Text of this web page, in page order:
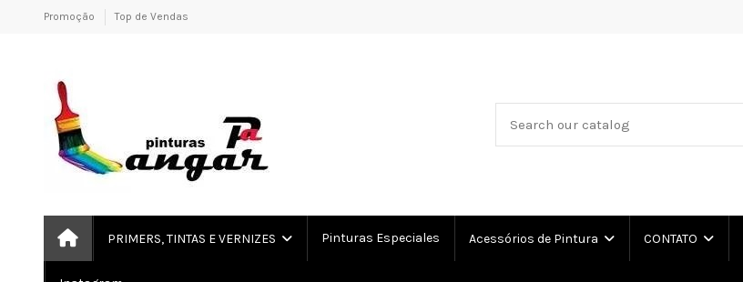
Promoção Top de Vendas
PRIMERS, TINTAS E VERNIZES Pinturas Especiales Acessórios de Pintura CONTATO